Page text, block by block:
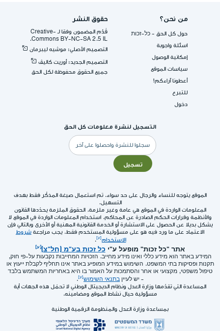
من نحن؟
حول كل الحق - כל-זכות
اسئلة واجوبة
إمكانية الوصول
سياسات الموقع
أعطونا آراءكم!
للتبرع
دخول
حقوق النشر
قُدِّم المضمون وفقا لـ -Creative
Commons BY-NC-SA 2.5 IL.
التصميم الأصلي: موشيه ليبرمان
التصميم الجديد: أوريت كاليڤ
جميع الحقوق محفوظة لكل الحق
التسجيل لنشرة معلومات كل الحق
البريد
الإلكتروني
تسجيل
الموقع يتوجه للنساء والرجال على حد سواء. تم استعمال صيغة المذكّر فقط بهدف
التسهيل.
المعلومات الواردة في الموقع هي عامة وغير ملزمة. الحقوق الملزمة يحدّدها القانون
والأنظمة وقرارات الحكم الصادرة عن المحاكم. استخدام المعلومات الواردة في الموقع لا
يشكل بديلا عن الحصول على الاستشارة أو الخدمة القانونية المهنية أو الأخرى وبالتالي فإن
الاعتماد على ما ورد فيه هو على مسؤولية المستخدم فقط. يجب مراجعة شروط
الاستخدام
.
אתר "כל זכות" מופעל ע"י כל זכות בע"מ (חל"צ)
המידע באתר הוא מידע כללי ואינו מידע מחייב. הזכויות המחייבות נקבעות על-פי חוק,
תקנות ופסיקות בתי המשפט. השימוש במידע המופיע באתר אינו תחליף לקבלת ייעוץ או
טיפול משפטי, מקצועי או אחר והסתמכות על האמור בו היא באחריות המשתמש בלבד
- יש לעיין בתנאי השימוש
.
المساعدة التي تقدّمها وزارة العدل ونظام الديجيتال الوطني لا تحمّل هذه الجهات أية
مسؤولية حيال نشاط الموقع ومضامينه.
بمساعدة وزارة العدل والمنظومة الرقمية الوطنية